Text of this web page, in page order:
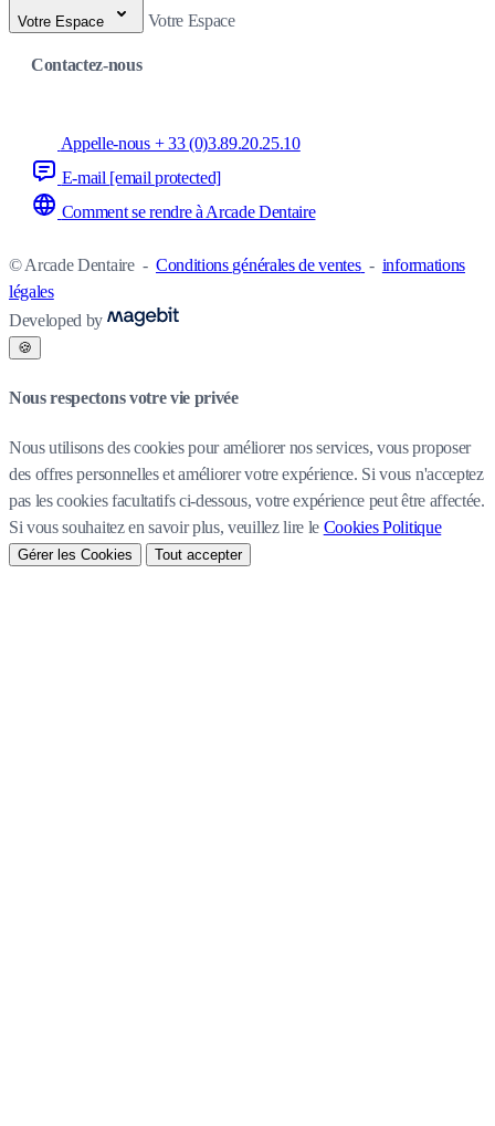
Votre Espace Votre Espace
Contactez-nous
Appelle-nous + 33 (0)3.89.20.25.10
E-mail [email protected]
Comment se rendre à Arcade Dentaire
© Arcade Dentaire - Conditions générales de ventes - informations
légales
Developed by
🍪
Nous respectons votre vie privée
Nous utilisons des cookies pour améliorer nos services, vous proposer
des offres personnelles et améliorer votre expérience. Si vous n'acceptez
pas les cookies facultatifs ci-dessous, votre expérience peut être affectée.
Si vous souhaitez en savoir plus, veuillez lire le Cookies Politique
Gérer les Cookies Tout accepter